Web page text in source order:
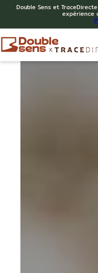
Double Sens et
expérience